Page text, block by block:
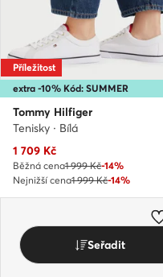
extra -10% Kód: SUMMER
Příležitost
Tommy Hilfiger
Tenisky · Bílá
Aktuální cena
1 709 Kč
Běžná cena1 999 Kč-14%
Nejnižší cena1 999 Kč-14%
Seřadit